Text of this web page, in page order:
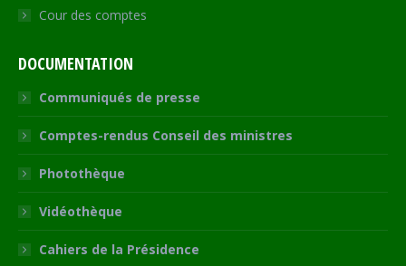
Cour des comptes
DOCUMENTATION
Communiqués de presse
Comptes-rendus Conseil des ministres
Photothèque
Vidéothèque
Cahiers de la Présidence